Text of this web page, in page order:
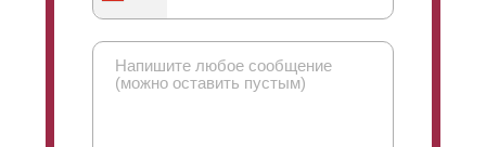
вами. Ответим на возникающие вопросы. Разрешим
монтажа, если они возникнут.